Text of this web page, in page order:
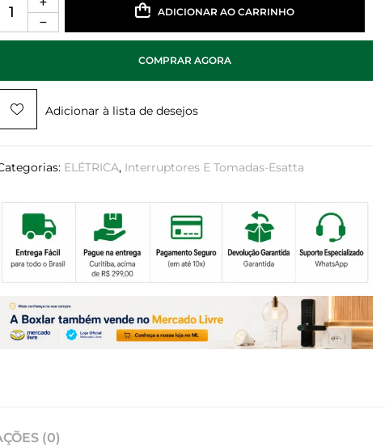
ADICIONAR AO CARRINHO
COMPRAR AGORA
Adicionar à lista de desejos
ELÉTRICA, Interruptores E Tomadas-Esatta
(0)